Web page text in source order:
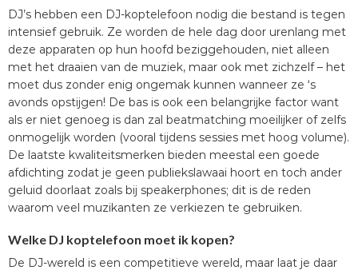
DJ’s hebben een DJ-koptelefoon nodig die bestand is tegen
intensief gebruik. Ze worden de hele dag door urenlang met
deze apparaten op hun hoofd beziggehouden, niet alleen
met het draaien van de muziek, maar ook met zichzelf – het
moet dus zonder enig ongemak kunnen wanneer ze ‘s
avonds opstijgen! De bas is ook een belangrijke factor want
als er niet genoeg is dan zal beatmatching moeilijker of zelfs
onmogelijk worden (vooral tijdens sessies met hoog volume).
De laatste kwaliteitsmerken bieden meestal een goede
afdichting zodat je geen publiekslawaai hoort en toch ander
geluid doorlaat zoals bij speakerphones; dit is de reden
waarom veel muzikanten ze verkiezen te gebruiken.
Welke DJ koptelefoon moet ik kopen?
De DJ-wereld is een competitieve wereld, maar laat je daar